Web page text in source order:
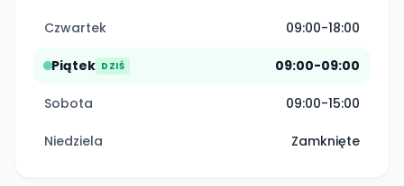
Czwartek 09:00-18:00
Piątek DZIŚ 09:00-09:00
Sobota 09:00-15:00
Niedziela Zamknięte